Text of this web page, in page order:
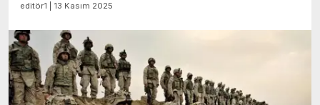
editör1 | 13 Kasım 2025